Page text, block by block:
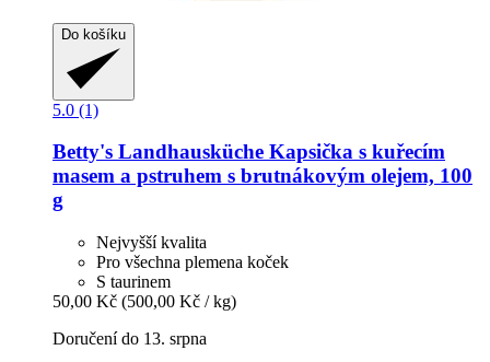
Do košíku
5.0 (1)
Betty's Landhausküche Kapsička s kuřecím
masem a pstruhem s brutnákovým olejem, 100
g
Nejvyšší kvalita
Pro všechna plemena koček
S taurinem
50,00 Kč (500,00 Kč / kg)
Doručení do 13. srpna